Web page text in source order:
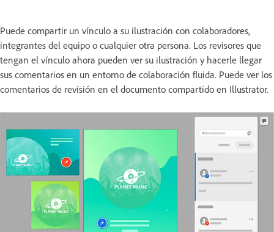
Puede compartir un vínculo a su ilustración con colaboradores,
integrantes del equipo o cualquier otra persona. Los revisores que
tengan el vínculo ahora pueden ver su ilustración y hacerle llegar
sus comentarios en un entorno de colaboración fluida. Puede ver los
comentarios de revisión en el documento compartido en Illustrator.